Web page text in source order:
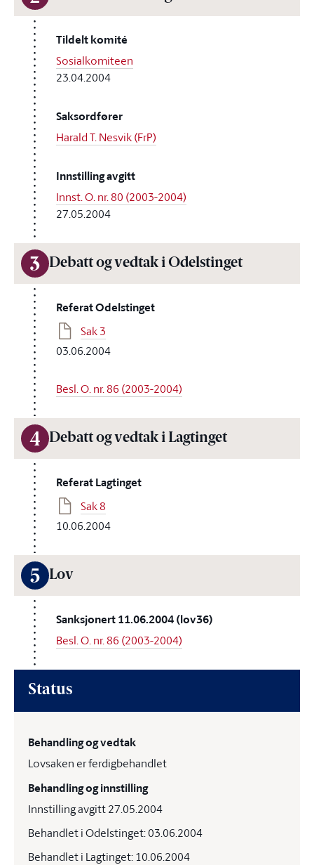
Tildelt komité
Sosialkomiteen
23.04.2004
Saksordfører
Harald T. Nesvik (FrP)
Innstilling avgitt
Innst. O. nr. 80 (2003-2004)
27.05.2004
3 Debatt og vedtak i Odelstinget
Referat Odelstinget
Sak 3
03.06.2004
Besl. O. nr. 86 (2003-2004)
4 Debatt og vedtak i Lagtinget
Referat Lagtinget
Sak 8
10.06.2004
5 Lov
Sanksjonert 11.06.2004 (lov36)
Besl. O. nr. 86 (2003-2004)
Status
Behandling og vedtak
Lovsaken er ferdigbehandlet
Behandling og innstilling
Innstilling avgitt 27.05.2004
Behandlet i Odelstinget: 03.06.2004
Behandlet i Lagtinget: 10.06.2004